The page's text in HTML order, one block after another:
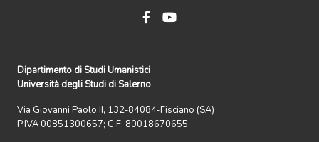
Dipartimento di Studi Umanistici
Università degli Studi di Salerno
Via Giovanni Paolo II, 132-84084-Fisciano (SA)
P.IVA 00851300657; C.F. 80018670655.